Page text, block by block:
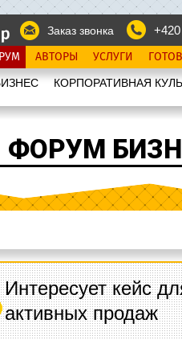
Заказ звонка
АВТОРЫ УСЛУГИ
КОРПОРАТИВНАЯ
ФОРУМ
Интересует кейс
активных продаж